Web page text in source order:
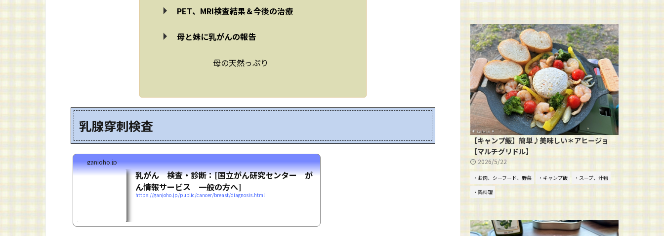
PET、MRI検査結果＆今後の治療
母と妹に乳がんの報告
母の天然っぷり
乳腺穿刺検査
ganjoho.jp
乳がん 検査・診断：[国立がん研究センター が
ん情報サービス 一般の方へ]
https://ganjoho.jp/public/cancer/breast/diagnosis.html
【キャンプ飯】簡単♪美味しい＊アヒージョ
【マルチグリドル】
2026/5/22
・お肉、シーフード、野菜 ・キャンプ飯
・スープ、汁物
・鍋料理